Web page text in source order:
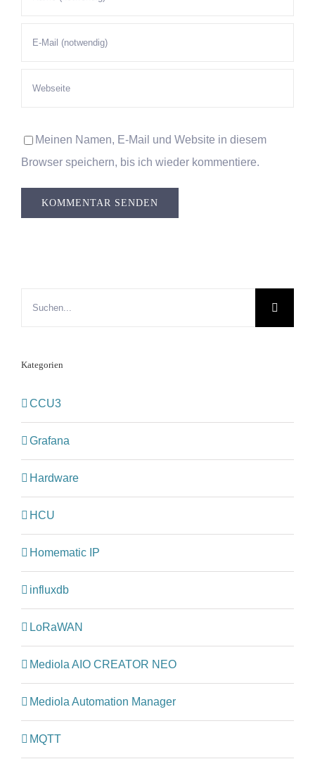
Meinen Namen, E-Mail und Website in diesem
Browser speichern, bis ich wieder kommentiere.
Kategorien
CCU3
Grafana
Hardware
HCU
Homematic IP
influxdb
LoRaWAN
Mediola AIO CREATOR NEO
Mediola Automation Manager
MQTT